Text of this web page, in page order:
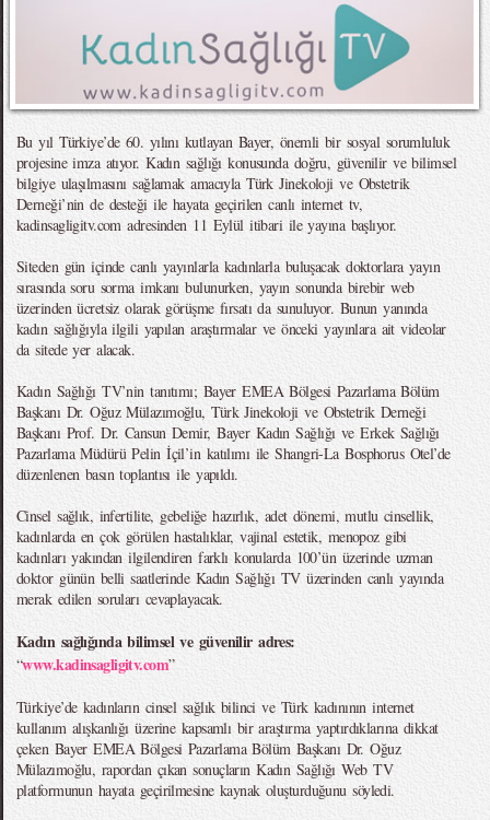
Bu yıl Türkiye’de 60. yılını kutlayan Bayer, önemli bir sosyal sorumluluk
projesine imza atıyor. Kadın sağlığı konusunda doğru, güvenilir ve bilimsel
bilgiye ulaşılmasını sağlamak amacıyla Türk Jinekoloji ve Obstetrik
Derneği’nin de desteği ile hayata geçirilen canlı internet tv,
kadinsagligitv.com adresinden 11 Eylül itibari ile yayına başlıyor.
Siteden gün içinde canlı yayınlarla kadınlarla buluşacak doktorlara yayın
sırasında soru sorma imkanı bulunurken, yayın sonunda birebir web
üzerinden ücretsiz olarak görüşme fırsatı da sunuluyor. Bunun yanında
kadın sağlığıyla ilgili yapılan araştırmalar ve önceki yayınlara ait videolar
da sitede yer alacak.
Kadın Sağlığı TV’nin tanıtımı; Bayer EMEA Bölgesi Pazarlama Bölüm
Başkanı Dr. Oğuz Mülazımoğlu, Türk Jinekoloji ve Obstetrik Derneği
Başkanı Prof. Dr. Cansun Demir, Bayer Kadın Sağlığı ve Erkek Sağlığı
Pazarlama Müdürü Pelin İçil’in katılımı ile Shangri-La Bosphorus Otel’de
düzenlenen basın toplantısı ile yapıldı.
Cinsel sağlık, infertilite, gebeliğe hazırlık, adet dönemi, mutlu cinsellik,
kadınlarda en çok görülen hastalıklar, vajinal estetik, menopoz gibi
kadınları yakından ilgilendiren farklı konularda 100’ün üzerinde uzman
doktor günün belli saatlerinde Kadın Sağlığı TV üzerinden canlı yayında
merak edilen soruları cevaplayacak.
Kadın sağlığında bilimsel ve güvenilir adres:
“www.kadinsagligitv.com”
Türkiye’de kadınların cinsel sağlık bilinci ve Türk kadınının internet
kullanım alışkanlığı üzerine kapsamlı bir araştırma yaptırdıklarına dikkat
çeken Bayer EMEA Bölgesi Pazarlama Bölüm Başkanı Dr. Oğuz
Mülazımoğlu, rapordan çıkan sonuçların Kadın Sağlığı Web TV
platformunun hayata geçirilmesine kaynak oluşturduğunu söyledi.